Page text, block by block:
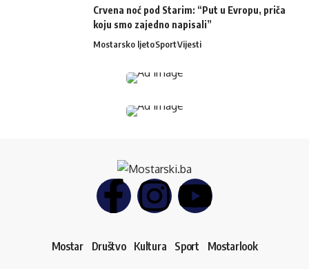
Crvena noć pod Starim: “Put u Evropu, priča
koju smo zajedno napisali”
Mostarsko ljetoSportVijesti
Mostar Društvo Kultura Sport Mostarlook